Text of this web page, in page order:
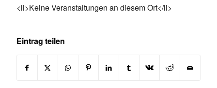
<li>Keine Veranstaltungen an diesem Ort</li>
Eintrag teilen